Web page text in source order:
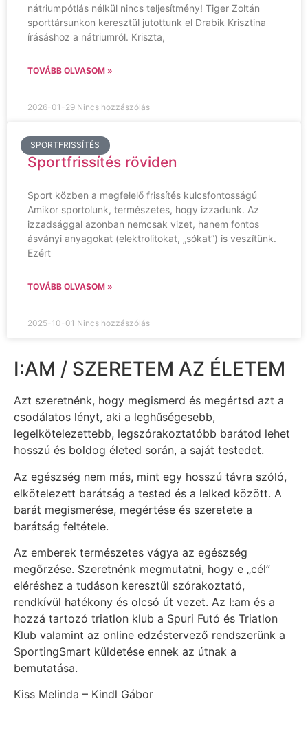
nátriumpótlás nélkül nincs teljesítmény! Tiger Zoltán
sporttársunkon keresztül jutottunk el Drabik Krisztina
írásáshoz a nátriumról. Kriszta,
TOVÁBB OLVASOM »
2026-01-29 Nincs hozzászólás
SPORTFRISSÍTÉS
Sportfrissítés röviden
Sport közben a megfelelő frissítés kulcsfontosságú
Amikor sportolunk, természetes, hogy izzadunk. Az
izzadsággal azonban nemcsak vizet, hanem fontos
ásványi anyagokat (elektrolitokat, „sókat”) is veszítünk.
Ezért
TOVÁBB OLVASOM »
2025-10-01 Nincs hozzászólás
I:AM / SZERETEM AZ ÉLETEM
Azt szeretnénk, hogy megismerd és megértsd azt a
csodálatos lényt, aki a leghűségesebb,
legelkötelezettebb, legszórakoztatóbb barátod lehet
hosszú és boldog életed során, a saját testedet.
Az egészség nem más, mint egy hosszú távra szóló,
elkötelezett barátság a tested és a lelked között. A
barát megismerése, megértése és szeretete a
barátság feltétele.
Az emberek természetes vágya az egészség
megőrzése. Szeretnénk megmutatni, hogy e „cél”
eléréshez a tudáson keresztül szórakoztató,
rendkívül hatékony és olcsó út vezet. Az I:am és a
hozzá tartozó triatlon klub a Spuri Futó és Triatlon
Klub valamint az online edzéstervező rendszerünk a
SportingSmart küldetése ennek az útnak a
bemutatása.
Kiss Melinda – Kindl Gábor